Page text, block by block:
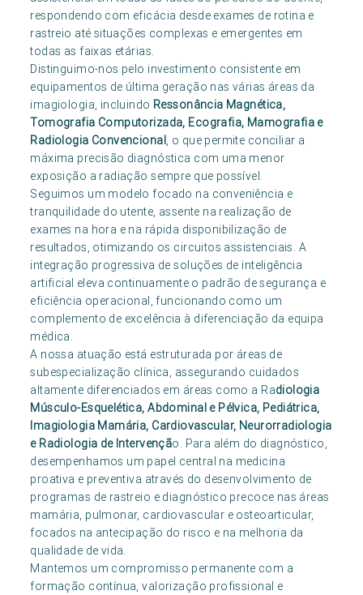
respondendo com eficácia desde exames de rotina e
rastreio até situações complexas e emergentes em
todas as faixas etárias.
Distinguimo-nos pelo investimento consistente em
equipamentos de última geração nas várias áreas da
imagiologia, incluindo Ressonância Magnética,
Tomografia Computorizada, Ecografia, Mamografia e
Radiologia Convencional , o que permite conciliar a
máxima precisão diagnóstica com uma menor
exposição a radiação sempre que possível.
Seguimos um modelo focado na conveniência e
tranquilidade do utente, assente na realização de
exames na hora e na rápida disponibilização de
resultados, otimizando os circuitos assistenciais. A
integração progressiva de soluções de inteligência
artificial eleva continuamente o padrão de segurança e
eficiência operacional, funcionando como um
complemento de excelência à diferenciação da equipa
médica.
A nossa atuação está estruturada por áreas de
subespecialização clínica, assegurando cuidados
altamente diferenciados em áreas como a Radiologia
Músculo-Esquelética, Abdominal e Pélvica, Pediátrica,
Imagiologia Mamária, Cardiovascular, Neurorradiologia
e Radiologia de Intervenção. Para além do diagnóstico,
desempenhamos um papel central na medicina
proativa e preventiva através do desenvolvimento de
programas de rastreio e diagnóstico precoce nas áreas
mamária, pulmonar, cardiovascular e osteoarticular,
focados na antecipação do risco e na melhoria da
qualidade de vida.
Mantemos um compromisso permanente com a
formação contínua, valorização profissional e